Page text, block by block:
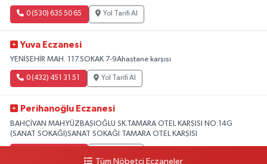
0 (530) 635 50 65 Yol Tarifi Al
Yuva Eczanesi
YENİŞEHİR MAH. 117.SOKAK 7-9Ahastane karşısı
0 (432) 451 31 51 Yol Tarifi Al
Perihanoğlu Eczanesi
BAHÇİVAN MAH.YÜZBAŞIOĞLU SK.TAMARA OTEL KARŞISI NO:14G
(SANAT SOKAĞI)SANAT SOKAĞI TAMARA OTEL KARŞISI
Tüm Nöbetçi Eczaneler